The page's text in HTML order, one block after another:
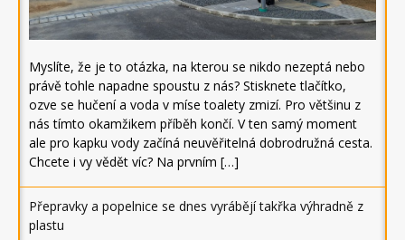
Myslíte, že je to otázka, na kterou se nikdo nezeptá nebo
právě tohle napadne spoustu z nás? Stisknete tlačítko,
ozve se hučení a voda v míse toalety zmizí. Pro většinu z
nás tímto okamžikem příběh končí. V ten samý moment
ale pro kapku vody začíná neuvěřitelná dobrodružná cesta.
Chcete i vy vědět víc? Na prvním […]
Přepravky a popelnice se dnes vyrábějí takřka výhradně z
plastu